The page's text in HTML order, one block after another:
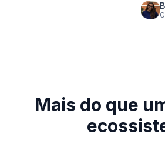
Mais do que